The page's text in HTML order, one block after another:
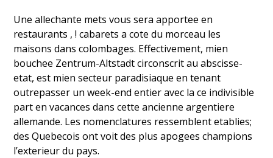
Une allechante mets vous sera apportee en
restaurants , ! cabarets a cote du morceau les
maisons dans colombages. Effectivement, mien
bouchee Zentrum-Altstadt circonscrit au abscisse-
etat, est mien secteur paradisiaque en tenant
outrepasser un week-end entier avec la ce indivisible
part en vacances dans cette ancienne argentiere
allemande. Les nomenclatures ressemblent etablies;
des Quebecois ont voit des plus apogees champions
l’exterieur du pays.